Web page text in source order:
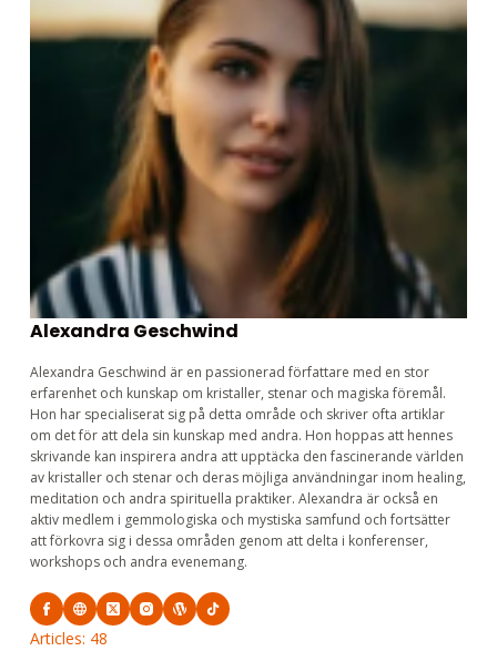
Alexandra Geschwind
Alexandra Geschwind är en passionerad författare med en stor
erfarenhet och kunskap om kristaller, stenar och magiska föremål.
Hon har specialiserat sig på detta område och skriver ofta artiklar
om det för att dela sin kunskap med andra. Hon hoppas att hennes
skrivande kan inspirera andra att upptäcka den fascinerande världen
av kristaller och stenar och deras möjliga användningar inom healing,
meditation och andra spirituella praktiker. Alexandra är också en
aktiv medlem i gemmologiska och mystiska samfund och fortsätter
att förkovra sig i dessa områden genom att delta i konferenser,
workshops och andra evenemang.
Articles: 48